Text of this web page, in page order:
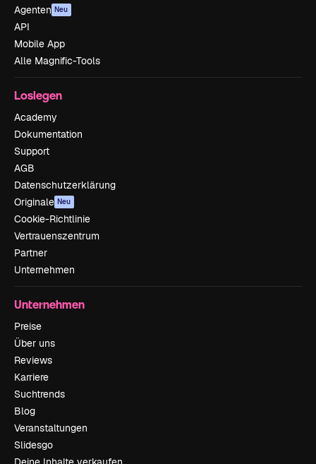
Agenten Neu
API
Mobile App
Alle Magnific-Tools
Loslegen
Academy
Dokumentation
Support
AGB
Datenschutzerklärung
Originale Neu
Cookie-Richtlinie
Vertrauenszentrum
Partner
Unternehmen
Unternehmen
Preise
Über uns
Reviews
Karriere
Suchtrends
Blog
Veranstaltungen
Slidesgo